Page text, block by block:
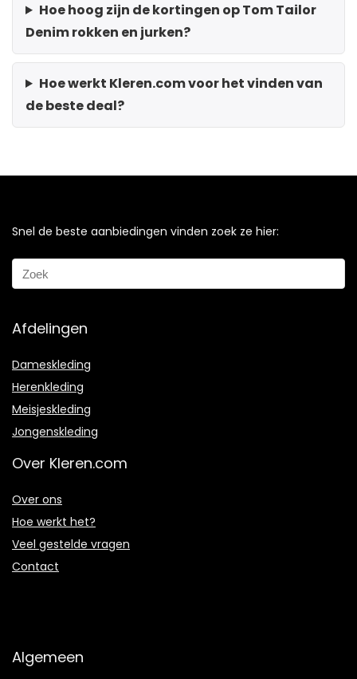
Hoe hoog zijn de kortingen op Tom Tailor
Denim rokken en jurken?
Hoe werkt Kleren.com voor het vinden van
de beste deal?
Snel de beste aanbiedingen vinden zoek ze hier:
Afdelingen
Dameskleding
Herenkleding
Meisjeskleding
Jongenskleding
Over Kleren.com
Over ons
Hoe werkt het?
Veel gestelde vragen
Contact
Algemeen